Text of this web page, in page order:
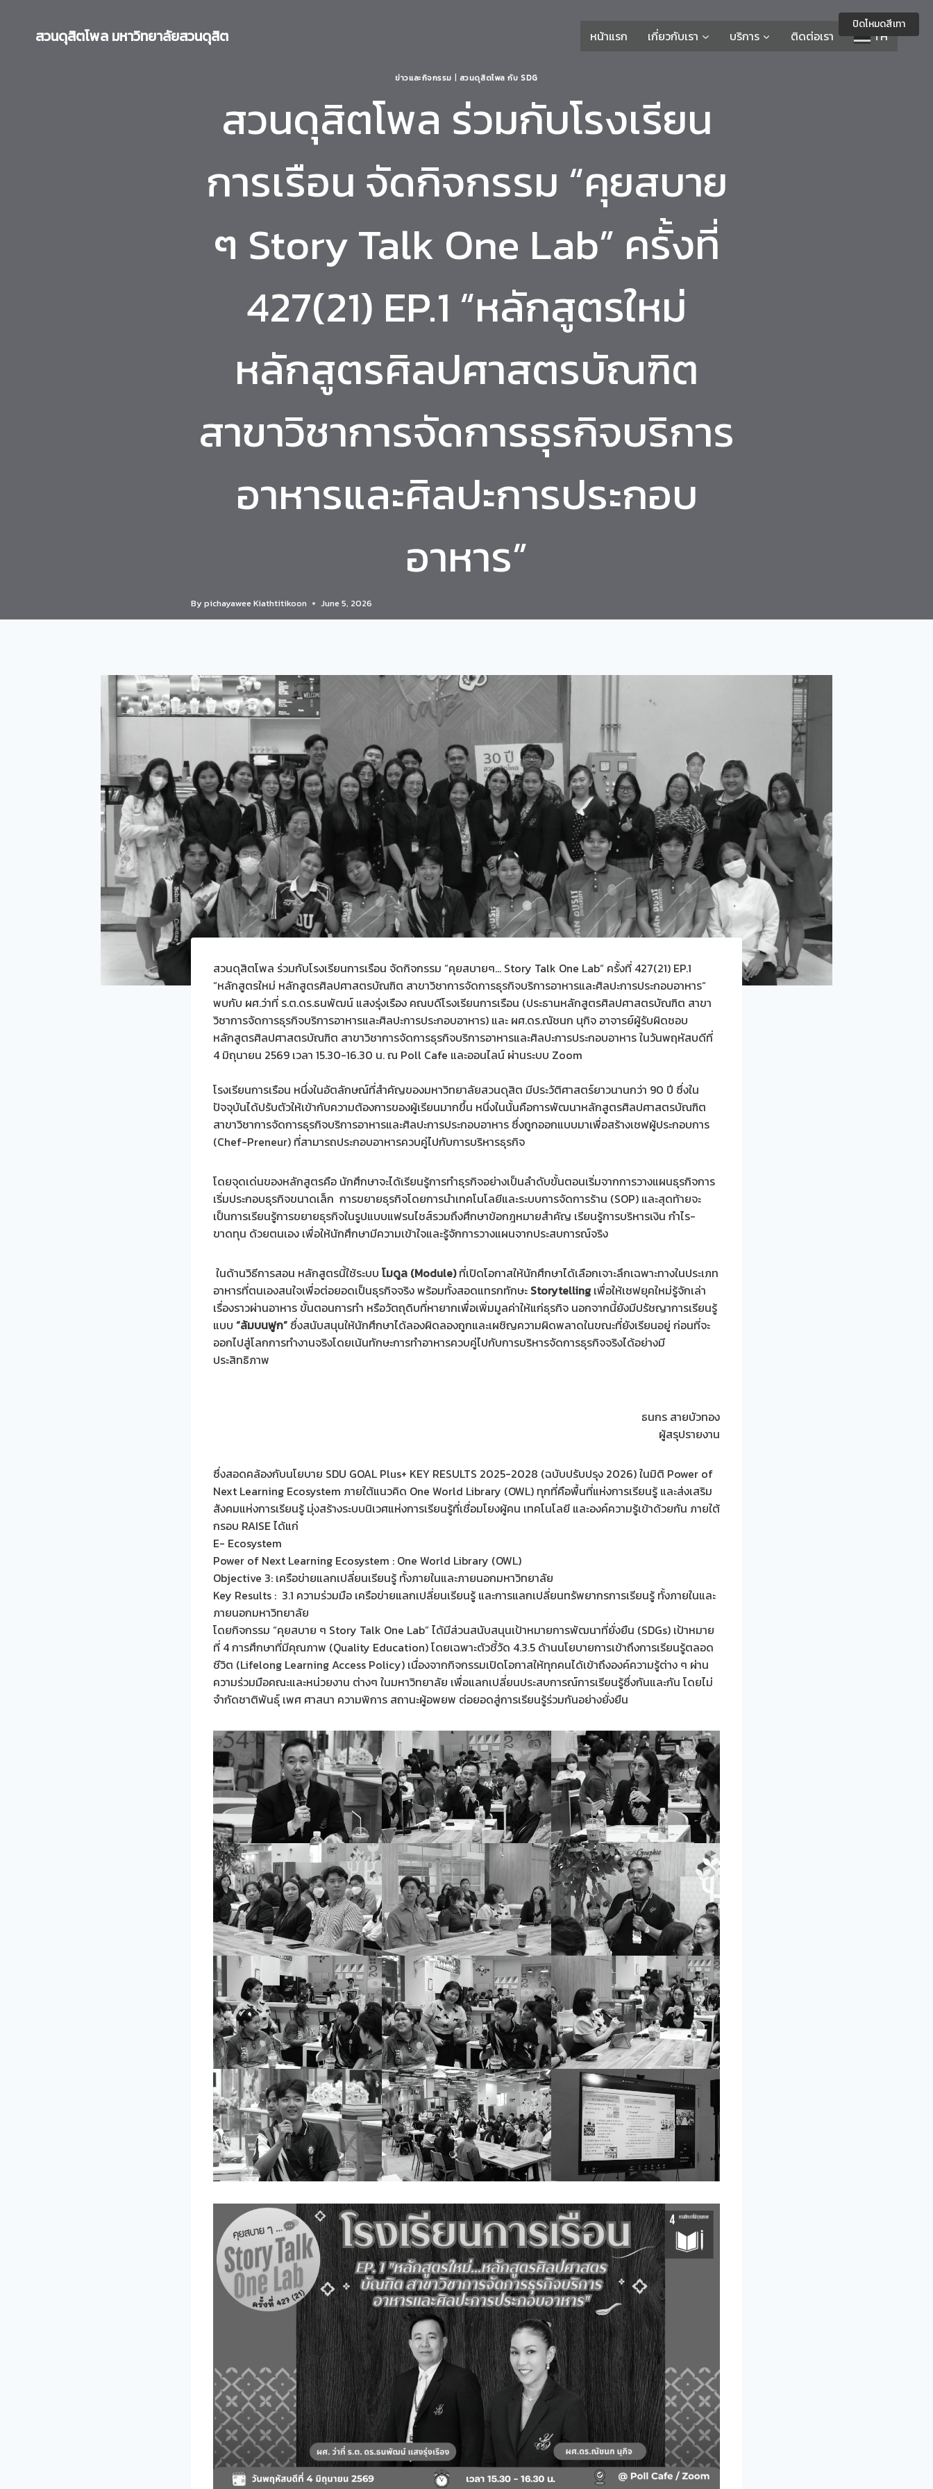
contentสวนดุสิตโพล มหาวิทยาลัยสวนดุสิต หน้าแรก เกี่ยวกับเรา บริการ ติดต่อเรา TH
ข่าวและกิจกรรม สวนดุสิตโพล กับ SDG
สวนดุสิตโพล ร่วมกับโรงเรียน
การเรือน จัดกิจกรรม “คุยสบาย
ๆ Story Talk One Lab” ครั้งที่
427(21) EP.1 “หลักสูตรใหม่
หลักสูตรศิลปศาสตรบัณฑิต
สาขาวิชาการจัดการธุรกิจบริการ
อาหารและศิลปะการประกอบ
อาหาร”
By pichayawee Kiathtitikoon June 5, 2026
สวนดุสิตโพล ร่วมกับโรงเรียนการเรือน จัดกิจกรรม “คุยสบายๆ… Story Talk One Lab“ ครั้งที่ 427(21) EP.1
“หลักสูตรใหม่ หลักสูตรศิลปศาสตรบัณฑิต สาขาวิชาการจัดการธุรกิจบริการอาหารและศิลปะการประกอบอาหาร“
พบกับ ผศ.ว่าที่ ร.ต.ดร.ธนพัฒน์ แสงรุ่งเรือง คณบดีโรงเรียนการเรือน (ประธานหลักสูตรศิลปศาสตรบัณฑิต สาขา
วิชาการจัดการธุรกิจบริการอาหารและศิลปะการประกอบอาหาร) และ ผศ.ดร.ณัชนก นุกิจ อาจารย์ผู้รับผิดชอบ
หลักสูตรศิลปศาสตรบัณฑิต สาขาวิชาการจัดการธุรกิจบริการอาหารและศิลปะการประกอบอาหาร ในวันพฤหัสบดีที่
4 มิถุนายน 2569 เวลา 15.30-16.30 น. ณ Poll Cafe และออนไลน์ ผ่านระบบ Zoom
โรงเรียนการเรือน หนึ่งในอัตลักษณ์ที่สำคัญของมหาวิทยาลัยสวนดุสิต มีประวัติศาสตร์ยาวนานกว่า 90 ปี ซึ่งใน
ปัจจุบันได้ปรับตัวให้เข้ากับความต้องการของผู้เรียนมากขึ้น หนึ่งในนั้นคือการพัฒนาหลักสูตรศิลปศาสตรบัณฑิต
สาขาวิชาการจัดการธุรกิจบริการอาหารและศิลปะการประกอบอาหาร ซึ่งถูกออกแบบมาเพื่อสร้างเชฟผู้ประกอบการ
(Chef-Preneur) ที่สามารถประกอบอาหารควบคู่ไปกับการบริหารธุรกิจ
โดยจุดเด่นของหลักสูตรคือ นักศึกษาจะได้เรียนรู้การทำธุรกิจอย่างเป็นลำดับขั้นตอนเริ่มจากการวางแผนธุรกิจการ
เริ่มประกอบธุรกิจขนาดเล็ก การขยายธุรกิจโดยการนำเทคโนโลยีและระบบการจัดการร้าน (SOP) และสุดท้ายจะ
เป็นการเรียนรู้การขยายธุรกิจในรูปแบบแฟรนไชส์รวมถึงศึกษาข้อกฎหมายสำคัญ เรียนรู้การบริหารเงิน กำไร-
ขาดทุน ด้วยตนเอง เพื่อให้นักศึกษามีความเข้าใจและรู้จักการวางแผนจากประสบการณ์จริง
ในด้านวิธีการสอน หลักสูตรนี้ใช้ระบบ โมดูล (Module)ที่เปิดโอกาสให้นักศึกษาได้เลือกเจาะลึกเฉพาะทางในประเภท
อาหารที่ตนเองสนใจเพื่อต่อยอดเป็นธุรกิจจริง พร้อมทั้งสอดแทรกทักษะ Storytellingเพื่อให้เชฟยุคใหม่รู้จักเล่า
เรื่องราวผ่านอาหาร ขั้นตอนการทำ หรือวัตถุดิบที่หายากเพื่อเพิ่มมูลค่าให้แก่ธุรกิจ นอกจากนี้ยังมีปรัชญาการเรียนรู้
แบบ “ล้มบนฟูก” ซึ่งสนับสนุนให้นักศึกษาได้ลองผิดลองถูกและเผชิญความผิดพลาดในขณะที่ยังเรียนอยู่ ก่อนที่จะ
ออกไปสู่โลกการทำงานจริงโดยเน้นทักษะการทำอาหารควบคู่ไปกับการบริหารจัดการธุรกิจจริงได้อย่างมี
ประสิทธิภาพ
ธนกร สายบัวทอง
ผู้สรุปรายงาน
ซึ่งสอดคล้องกับนโยบาย SDU GOAL Plus+ KEY RESULTS 2025-2028 (ฉบับปรับปรุง 2026) ในมิติ Power of
Next Learning Ecosystem ภายใต้แนวคิด One World Library (OWL) ทุกที่คือพื้นที่แห่งการเรียนรู้ และส่งเสริม
สังคมแห่งการเรียนรู้ มุ่งสร้างระบบนิเวศแห่งการเรียนรู้ที่เชื่อมโยงผู้คน เทคโนโลยี และองค์ความรู้เข้าด้วยกัน ภายใต้
กรอบ RAISE ได้แก่
E- Ecosystem
Power of Next Learning Ecosystem : One World Library (OWL)
Objective 3: เครือข่ายแลกเปลี่ยนเรียนรู้ ทั้งภายในและภายนอกมหาวิทยาลัย
Key Results : 3.1 ความร่วมมือ เครือข่ายแลกเปลี่ยนเรียนรู้ และการแลกเปลี่ยนทรัพยากรการเรียนรู้ ทั้งภายในและ
ภายนอกมหาวิทยาลัย
โดยกิจกรรม “คุยสบาย ๆ Story Talk One Lab” ได้มีส่วนสนับสนุนเป้าหมายการพัฒนาที่ยั่งยืน (SDGs) เป้าหมาย
ที่ 4 การศึกษาที่มีคุณภาพ (Quality Education) โดยเฉพาะตัวชี้วัด 4.3.5 ด้านนโยบายการเข้าถึงการเรียนรู้ตลอด
ชีวิต (Lifelong Learning Access Policy) เนื่องจากกิจกรรมเปิดโอกาสให้ทุกคนได้เข้าถึงองค์ความรู้ต่าง ๆ ผ่าน
ความร่วมมือคณะและหน่วยงาน ต่างๆ ในมหาวิทยาลัย เพื่อแลกเปลี่ยนประสบการณ์การเรียนรู้ซึ่งกันและกัน โดยไม่
จำกัดชาติพันธุ์ เพศ ศาสนา ความพิการ สถานะผู้อพยพ ต่อยอดสู่การเรียนรู้ร่วมกันอย่างยั่งยืน
ปิดโหมดสีเทา